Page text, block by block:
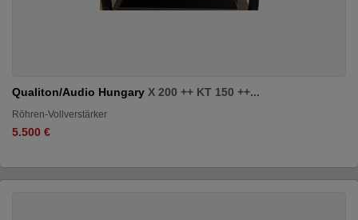
Qualiton/Audio Hungary X 200 ++ KT 150 ++...
Röhren-Vollverstärker
5.500 €